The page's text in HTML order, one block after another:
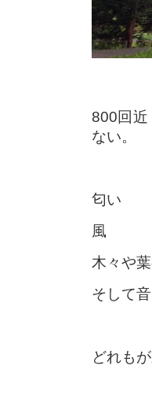
800回近
ない。
匂い
風
木々や
そして音
どれも